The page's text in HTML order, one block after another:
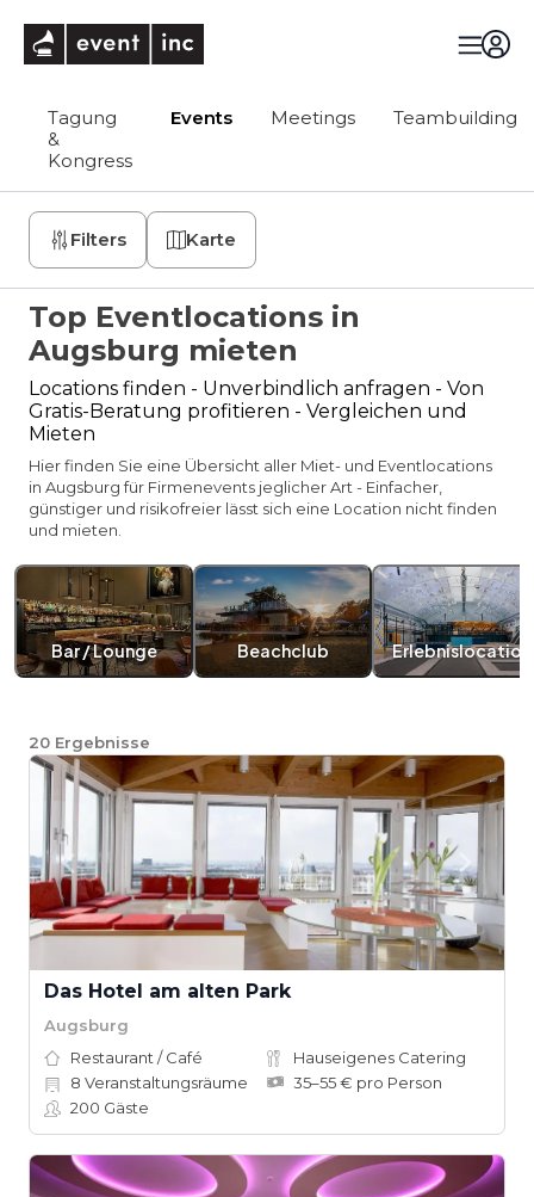
Tagung
&
Kongress
Events Meetings Teambuilding
Filters Karte
Top Eventlocations in
Augsburg mieten
Locations finden - Unverbindlich anfragen - Von
Gratis-Beratung profitieren - Vergleichen und
Mieten
Hier finden Sie eine Übersicht aller Miet- und Eventlocations
in Augsburg für Firmenevents jeglicher Art - Einfacher,
günstiger und risikofreier lässt sich eine Location nicht finden
und mieten.
Bar / Lounge Beachclub Erlebnislocation
20 Ergebnisse
Das Hotel am alten Park
Augsburg
Restaurant / Café
Hauseigenes Catering
8 Veranstaltungsräume
35–55 € pro Person
200 Gäste